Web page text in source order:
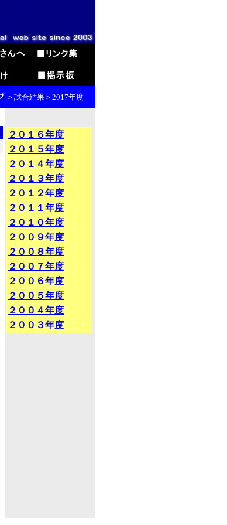
＞試合結果＞2017年度
２０１６年度
２０１５年度
２０１４年度
２０１３年度
２０１２年度
２０１１年度
２０１０年度
２００９年度
２００８年度
２００７年度
２００６年度
２００５年度
２００４年度
２００３年度